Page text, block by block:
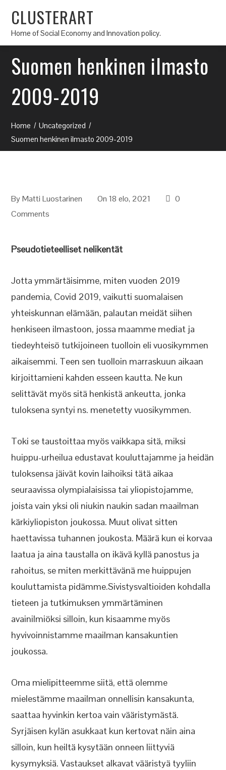
CLUSTERART
Home of Social Economy and Innovation policy.
Suomen henkinen ilmasto
2009-2019
Home
Uncategorized
Suomen henkinen ilmasto 2009-2019
ByMatti Luostarinen On 18 elo, 2021
0
Comments
Pseudotieteelliset nelikentät
Jotta ymmärtäisimme, miten vuoden 2019
pandemia, Covid 2019, vaikutti suomalaisen
yhteiskunnan elämään, palautan meidät siihen
henkiseen ilmastoon, jossa maamme mediat ja
tiedeyhteisö tutkijoineen tuolloin eli vuosikymmen
aikaisemmi. Teen sen tuolloin marraskuun aikaan
kirjoittamieni kahden esseen kautta. Ne kun
selittävät myös sitä henkistä ankeutta, jonka
tuloksena syntyi ns. menetetty vuosikymmen.
Toki se taustoittaa myös vaikkapa sitä, miksi
huippu-urheilua edustavat kouluttajamme ja heidän
tuloksensa jäivät kovin laihoiksi tätä aikaa
seuraavissa olympialaisissa tai yliopistojamme,
joista vain yksi oli niukin naukin sadan maailman
kärkiyliopiston joukossa. Muut olivat sitten
haettavissa tuhannen joukosta. Määrä kun ei korvaa
laatua ja aina taustalla on ikävä kyllä panostus ja
rahoitus, se miten merkittävänä me huippujen
kouluttamista pidämme.Sivistysvaltioiden kohdalla
tieteen ja tutkimuksen ymmärtäminen
avainilmiöksi silloin, kun kisaamme myös
hyvivoinnistamme maailman kansakuntien
joukossa.
Oma mielipitteemme siitä, että olemme
mielestämme maailman onnellisin kansakunta,
saattaa hyvinkin kertoa vain vääristymästä.
Syrjäisen kylän asukkaat kun kertovat näin aina
silloin, kun heiltä kysytään onneen liittyviä
kysymyksiä. Vastaukset alkavat vääristyä tyyliin